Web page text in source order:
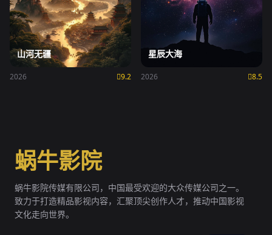
山河无疆
2026 9.2
星辰大海
2026 8.5
蜗牛影院
蜗牛影院传媒有限公司，中国最受欢迎的大众传媒公司之一。
致力于打造精品影视内容，汇聚顶尖创作人才，推动中国影视
文化走向世界。